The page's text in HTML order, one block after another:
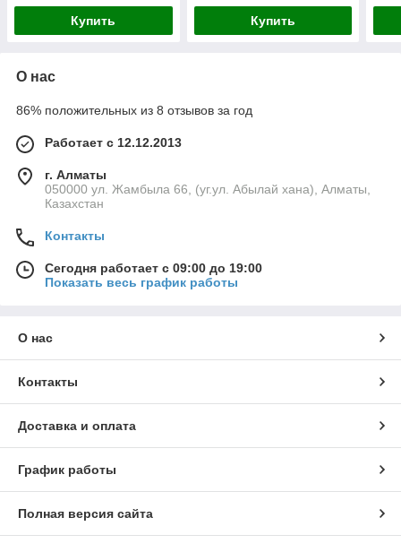
Купить Купить
О нас
86% положительных из 8 отзывов за год
Работает с 12.12.2013
г. Алматы
050000 ул. Жамбыла 66, (уг.ул. Абылай хана), Алматы,
Казахстан
Контакты
Сегодня работает с 09:00 до 19:00
Показать весь график работы
О нас
Контакты
Доставка и оплата
График работы
Полная версия сайта